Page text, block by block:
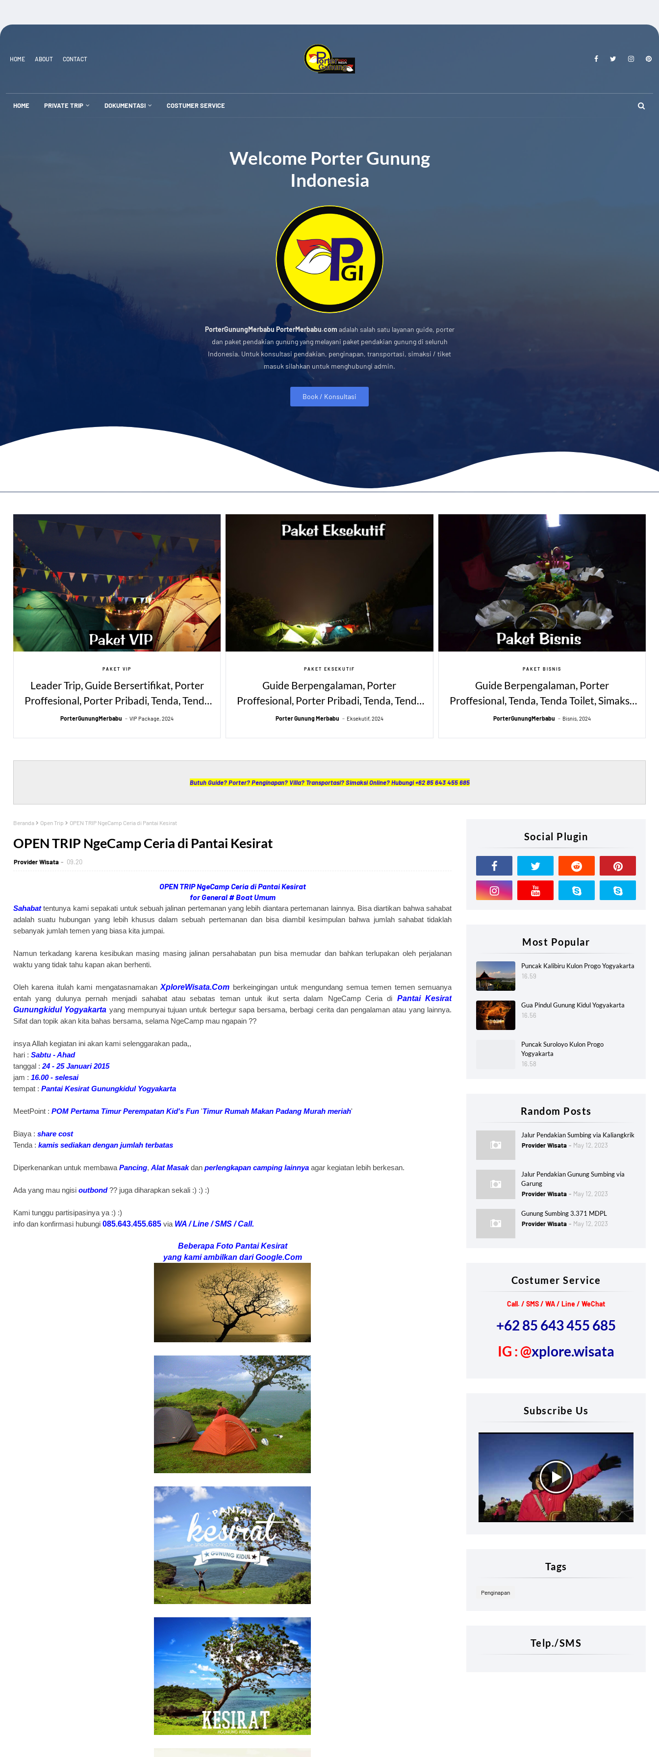
HOME ABOUT CONTACT
HOME PRIVATE TRIP DOKUMENTASI COSTUMER SERVICE
Welcome Porter Gunung
Indonesia
PorterGunungMerbabu PorterMerbabu.com adalah salah satu layanan guide, porter
dan paket pendakian gunung yang melayani paket pendakian gunung di seluruh
Indonesia. Untuk konsultasi pendakian, penginapan, transportasi, simaksi / tiket
masuk silahkan untuk menghubungi admin.
Book / Konsultasi
PAKET VIP
Leader Trip, Guide Bersertifikat, Porter
Proffesional, Porter Pribadi, Tenda, Tenda
Makan, Tenda Toilet, Simaksi, Asuransi
PorterGunungMerbabu VIP Package, 2024
PAKET EKSEKUTIF
Guide Berpengalaman, Porter
Proffesional, Porter Pribadi, Tenda, Tenda
Toilet, Simaksi, Asuransi Pendakian, Alat
Porter Gunung Merbabu Eksekutif, 2024
PAKET BISNIS
Guide Berpengalaman, Porter
Proffesional, Tenda, Tenda Toilet, Simaksi,
Asuransi Pendakian, Alat Masak, Alat
PorterGunungMerbabu Bisnis, 2024
Butuh Guide? Porter? Penginapan? Villa? Transportasi? Simaksi Online? Hubungi +62 85 643 455 685
Beranda Open Trip OPEN TRIP NgeCamp Ceria di Pantai Kesirat
OPEN TRIP NgeCamp Ceria di Pantai Kesirat
Provider Wisata 09.20
OPEN TRIP NgeCamp Ceria di Pantai Kesirat
for General # Boat Umum
Sahabattentunya kami sepakati untuk sebuah jalinan pertemanan yang lebih diantara pertemanan lainnya. Bisa diartikan bahwa sahabat
adalah suatu hubungan yang lebih khusus dalam sebuah pertemanan dan bisa diambil kesimpulan bahwa jumlah sahabat tidaklah
sebanyak jumlah temen yang biasa kita jumpai.
Namun terkadang karena kesibukan masing masing jalinan persahabatan pun bisa memudar dan bahkan terlupakan oleh perjalanan
waktu yang tidak tahu kapan akan berhenti.
Oleh karena itulah kami mengatasnamakanXploreWisata.Com berkeingingan untuk mengundang semua temen temen semuanya
entah yang dulunya pernah menjadi sahabat atau sebatas teman untuk ikut serta dalam NgeCamp Ceria di Pantai Kesirat
Gunungkidul Yogyakarta yang mempunyai tujuan untuk bertegur sapa bersama, berbagi cerita dan pengalaman atau yang lainnya.
Sifat dan topik akan kita bahas bersama, selama NgeCamp mau ngapain ??
insya Allah kegiatan ini akan kami selenggarakan pada,,
hari : Sabtu - Ahad
tanggal : 24 - 25 Januari 2015
jam : 16.00 - selesai
tempat : Pantai Kesirat Gunungkidul Yogyakarta
MeetPoint : POM Pertama Timur Perempatan Kid's Fun 'Timur Rumah Makan Padang Murah meriah'
Biaya : share cost
Tenda : kamis sediakan dengan jumlah terbatas
Diperkenankan untuk membawa Pancing, Alat Masakdan perlengkapan camping lainnya agar kegiatan lebih berkesan.
Ada yang mau ngisi outbond?? juga diharapkan sekali :) :) :)
Kami tunggu partisipasinya ya :) :)
info dan konfirmasi hubungi 085.643.455.685 via WA / Line / SMS / Call.
Beberapa Foto Pantai Kesirat
yang kami ambilkan dari Google.Com
Social Plugin
Most Popular
Puncak Kalibiru Kulon Progo Yogyakarta
16.59
Gua Pindul Gunung Kidul Yogyakarta
16.56
Puncak Suroloyo Kulon Progo
Yogyakarta
16.58
Random Posts
Jalur Pendakian Sumbing via Kaliangkrik
Provider Wisata
May 12, 2023
Jalur Pendakian Gunung Sumbing via
Garung
Provider Wisata
May 12, 2023
Gunung Sumbing 3.371 MDPL
Provider Wisata
May 12, 2023
Costumer Service
Call. / SMS / WA / Line / WeChat
+62 85 643 455 685
IG : @xplore.wisata
Subscribe Us
Tags
Penginapan
Telp./SMS